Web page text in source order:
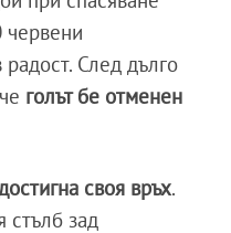
След дълго
голът бе отменен
своя връх.
зад